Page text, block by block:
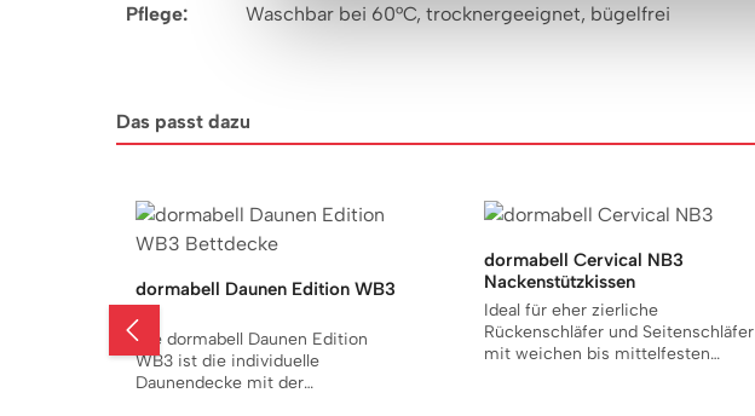
Pflege: Waschbar bei 60°C, trocknergeeignet, bügelfrei
Das passt dazu
dormabell Daunen Edition WB3
Die dormabell Daunen Edition
WB3 ist die individuelle
Daunendecke mit der
Details
dormabell Cervical NB3
Nackenstützkissen
Ideal für eher zierliche
Rückenschläfer und Seitenschläfer
mit weichen bis mittelfesten